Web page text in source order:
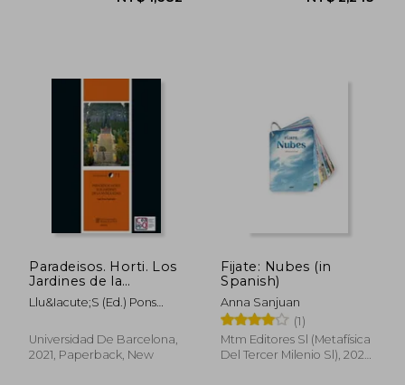
Paradeisos. Horti. Los
Jardines de la
Antigüedad (in
Spanish)
Llu&Iacute;S (Ed.) Pons
Universidad De Barcelona,
2021, Paperback, New
Fijate: Nubes (in
Spanish)
Anna Sanjuan
(1)
Mtm Editores Sl (Metafísica
Del Tercer Milenio Sl), 2025,